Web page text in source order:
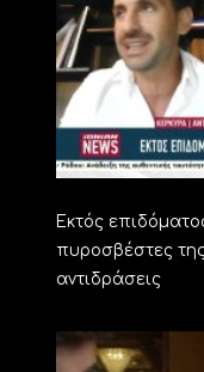
Εκτός
πυροσβέστες
αντιδράσεις